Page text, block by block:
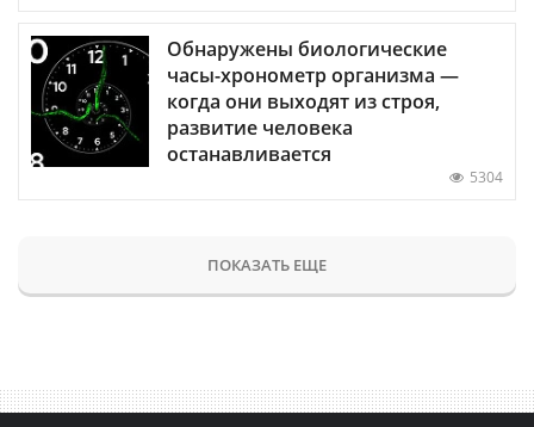
Обнаружены биологические
часы-хронометр организма —
когда они выходят из строя,
развитие человека
останавливается
5304
ПОКАЗАТЬ ЕЩЕ